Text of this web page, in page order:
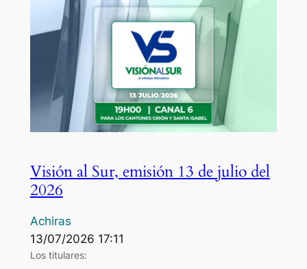
Visión al Sur, emisión 13 de julio del
2026
Achiras
13/07/2026 17:11
Los titulares: